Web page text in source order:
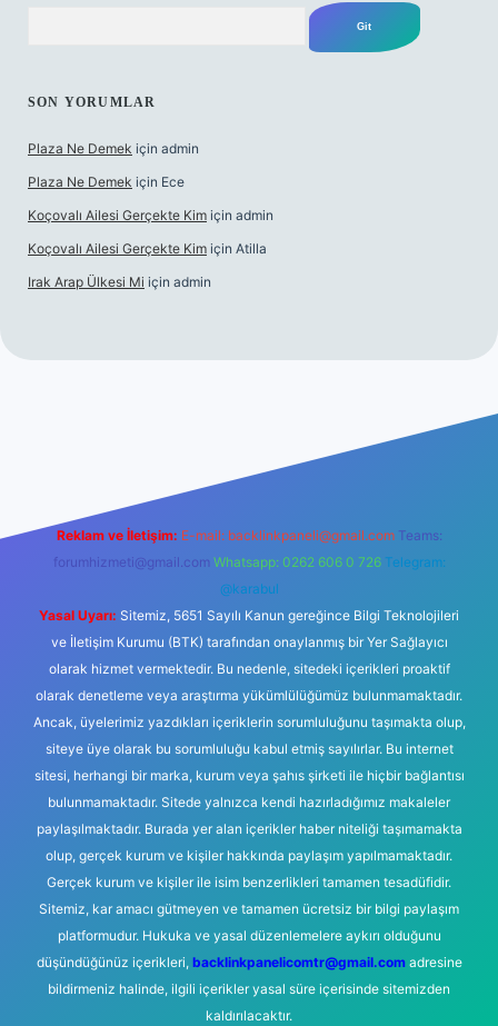
SON YORUMLAR
Plaza Ne Demek için admin
Plaza Ne Demek için Ece
Koçovalı Ailesi Gerçekte Kim için admin
Koçovalı Ailesi Gerçekte Kim için Atilla
Irak Arap Ülkesi Mi için admin
Reklam ve İletişim: E-mail: backlinkpaneli@gmail.com Teams:
forumhizmeti@gmail.com Whatsapp: 0262 606 0 726 Telegram:
@karabul
Yasal Uyarı: Sitemiz, 5651 Sayılı Kanun gereğince Bilgi Teknolojileri
ve İletişim Kurumu (BTK) tarafından onaylanmış bir Yer Sağlayıcı
olarak hizmet vermektedir. Bu nedenle, sitedeki içerikleri proaktif
olarak denetleme veya araştırma yükümlülüğümüz bulunmamaktadır.
Ancak, üyelerimiz yazdıkları içeriklerin sorumluluğunu taşımakta olup,
siteye üye olarak bu sorumluluğu kabul etmiş sayılırlar. Bu internet
sitesi, herhangi bir marka, kurum veya şahıs şirketi ile hiçbir bağlantısı
bulunmamaktadır. Sitede yalnızca kendi hazırladığımız makaleler
paylaşılmaktadır. Burada yer alan içerikler haber niteliği taşımamakta
olup, gerçek kurum ve kişiler hakkında paylaşım yapılmamaktadır.
Gerçek kurum ve kişiler ile isim benzerlikleri tamamen tesadüfidir.
Sitemiz, kar amacı gütmeyen ve tamamen ücretsiz bir bilgi paylaşım
platformudur. Hukuka ve yasal düzenlemelere aykırı olduğunu
düşündüğünüz içerikleri, backlinkpanelicomtr@gmail.comadresine
bildirmeniz halinde, ilgili içerikler yasal süre içerisinde sitemizden
kaldırılacaktır.